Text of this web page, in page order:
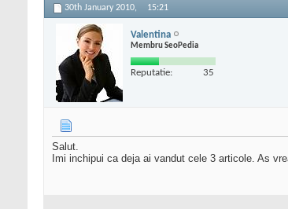
30th January 2010, 15:21
Valentina
Membru SeoPedia
Reputatie: 35
Salut.
Imi inchipui ca deja ai vandut cele 3 articole. As